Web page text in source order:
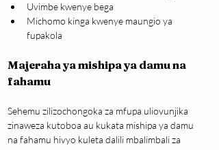
Uvimbe kwenye bega
Michomo kinga kwenye maungio ya
fupakola
Majeraha ya mishipa ya damu na
fahamu
Sehemu zilizochongoka za mfupa uliovunjika
zinaweza kutoboa au kukata mishipa ya damu
na fahamu hivyo kuleta dalili mbalimbali za